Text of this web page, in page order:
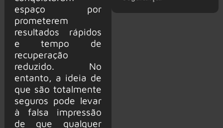
espaço por
prometerem
resultados rápidos
e tempo de
recuperação
reduzido. No
entanto, a ideia de
que são totalmente
seguros pode levar
à falsa impressão
de que qualquer